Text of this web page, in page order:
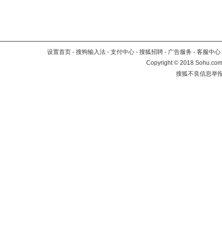
设置首页 - 搜狗输入法 - 支付中心 - 搜狐招聘 - 广告服务 - 客服中心
Copyright©2018
搜狐不良信息举